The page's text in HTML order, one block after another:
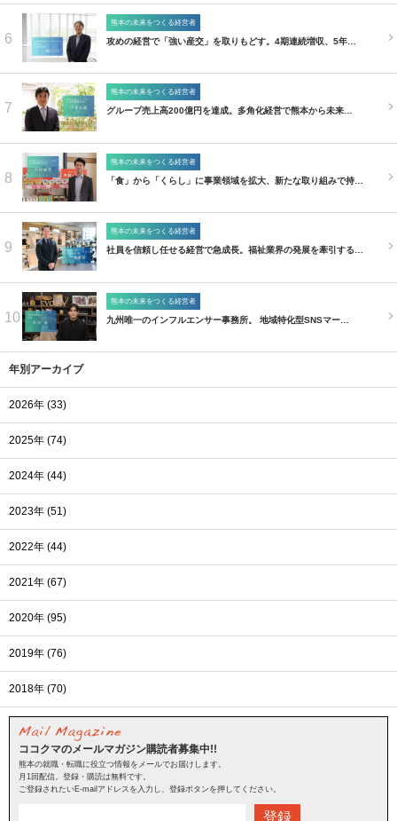
6
熊本の未来をつくる経営者
攻めの経営で「強い産交」を取りもどす。4期連続増収、5年…
7
熊本の未来をつくる経営者
グループ売上高200億円を達成。多角化経営で熊本から未来…
8
熊本の未来をつくる経営者
「食」から「くらし」に事業領域を拡大、新たな取り組みで持…
9
熊本の未来をつくる経営者
社員を信頼し任せる経営で急成長。福祉業界の発展を牽引する…
10
熊本の未来をつくる経営者
九州唯一のインフルエンサー事務所。 地域特化型SNSマー…
年別アーカイブ
2026年 (33)
2025年 (74)
2024年 (44)
2023年 (51)
2022年 (44)
2021年 (67)
2020年 (95)
2019年 (76)
2018年 (70)
ココクマのメールマガジン購読者募集中!!
熊本の就職・転職に役立つ情報をメールでお届けします。
月1回配信。登録・購読は無料です。
ご登録されたいE-mailアドレスを入力し、登録ボタンを押してください。
登録